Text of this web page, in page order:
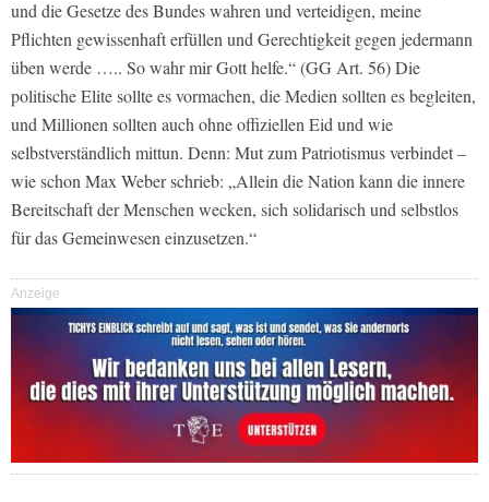
und die Gesetze des Bundes wahren und verteidigen, meine
Pflichten gewissenhaft erfüllen und Gerechtigkeit gegen jedermann
üben werde ….. So wahr mir Gott helfe.“ (GG Art. 56) Die
politische Elite sollte es vormachen, die Medien sollten es begleiten,
und Millionen sollten auch ohne offiziellen Eid und wie
selbstverständlich mittun. Denn: Mut zum Patriotismus verbindet –
wie schon Max Weber schrieb: „Allein die Nation kann die innere
Bereitschaft der Menschen wecken, sich solidarisch und selbstlos
für das Gemeinwesen einzusetzen.“
Anzeige